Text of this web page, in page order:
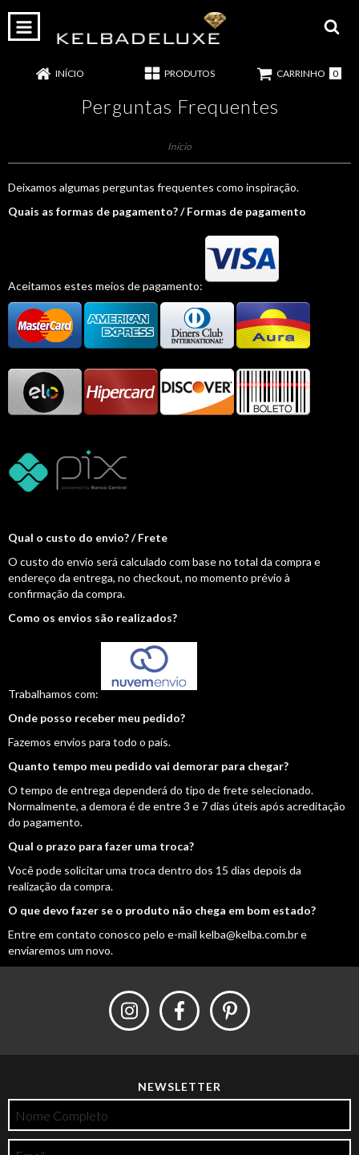
INÍCIO PRODUTOS CARRINHO 0
Perguntas Frequentes
Início
Deixamos algumas perguntas frequentes como inspiração.
Quais as formas de pagamento? / Formas de pagamento
Aceitamos estes meios de pagamento:
Qual o custo do envio? / Frete
O custo do envio será calculado com base no total da compra e
endereço da entrega, no checkout, no momento prévio à
confirmação da compra.
Como os envios são realizados?
Trabalhamos com:
Onde posso receber meu pedido?
Fazemos envios para todo o país.
Quanto tempo meu pedido vai demorar para chegar?
O tempo de entrega dependerá do tipo de frete selecionado.
Normalmente, a demora é de entre 3 e 7 dias úteis após acreditação
do pagamento.
Qual o prazo para fazer uma troca?
Você pode solicitar uma troca dentro dos 15 dias depois da
realização da compra.
O que devo fazer se o produto não chega em bom estado?
Entre em contato conosco pelo e-mail kelba@kelba.com.bre
enviaremos um novo.
NEWSLETTER